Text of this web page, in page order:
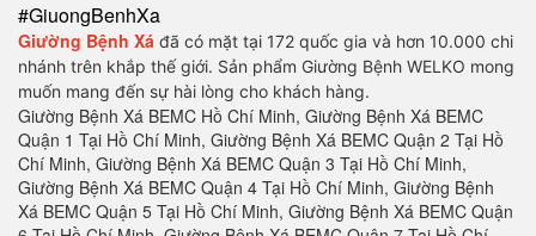
#GiuongBenhXa
Giường Bệnh Xá đã có mặt tại 172 quốc gia và hơn 10.000 chi
nhánh trên khắp thế giới. Sản phẩm Giường Bệnh WELKO mong
muốn mang đến sự hài lòng cho khách hàng.
Giường Bệnh Xá BEMC Hồ Chí Minh, Giường Bệnh Xá BEMC Quận 1 Tại Hồ Chí Minh, Giường Bệnh Xá BEMC Quận 2 Tại Hồ Chí Minh, Giường Bệnh Xá BEMC Quận 3 Tại Hồ Chí Minh, Giường Bệnh Xá BEMC Quận 4 Tại Hồ Chí Minh, Giường Bệnh Xá BEMC Quận 5 Tại Hồ Chí Minh, Giường Bệnh Xá BEMC Quận 6 Tại Hồ Chí Minh, Giường Bệnh Xá BEMC Quận 7 Tại Hồ Chí Minh, Giường Bệnh Xá BEMC Quận 9 Tại Hồ Chí Minh, Giường Bệnh Xá BEMC Quận 10 Tại Hồ Chí Minh, Giường Bệnh Xá BEMC Quận 11 Tại Hồ Chí Minh, Giường Bệnh Xá BEMC Quận 12 Tại Hồ Chí Minh, Giường Bệnh Xá BEMC Quận Thủ Đức Tại Hồ Chí Minh, Giường Bệnh Xá BEMC Quận Bình Thạnh Tại Hồ Chí Minh, Giường Bệnh Xá BEMC Quận Gò Vấp Tại Hồ Chí Minh, Giường Bệnh Xá BEMC Quận Phú Nhuận Tại Hồ Chí Minh, Giường Bệnh Xá BEMC Quận Tân Phú Tại Hồ Chí Minh, Giường Bệnh Xá BEMC Quận Bình Tân Tại Hồ Chí Minh, Giường Bệnh Xá BEMC Quận Tân Bình Tại Hồ Chí Minh, Giường Bệnh Xá BEMC Hà Nội, Giường Bệnh Xá BEMC Quận Ba Đình Hà Nội, Giường Bệnh Xá BEMC Quận Hoàn Kiếm Hà Nội, Giường Bệnh Xá BEMC Quận Hai Bà Trưng Hà Nội, Giường Bệnh Xá BEMC Quận Đống Đa Hà Nội, Giường Bệnh Xá BEMC Quận Tây Hồ Hà Nội, Giường Bệnh Xá BEMC Quận Cầu Giấy Hà Nội, Giường Bệnh Xá BEMC Quận Thanh Xuân Hà Nội, Giường Bệnh Xá BEMC Quận Hoàng Mai Hà Nội, Giường Bệnh Xá BEMC Quận Long Biên Hà Nội, Giường Bệnh Xá BEMC Quận Bắc Từ Liêm Hà Nội, Giường Bệnh Xá BEMC Huyện Thanh Trì Hà Nội, Giường Bệnh Xá BEMC Huyện Gia Lâm Hà Nội, Giường Bệnh Xá BEMC Huyện Đông Anh Hà Nội, Giường Bệnh Xá BEMC Huyện Sóc Sơn Hà Nội, Giường Bệnh Xá BEMC Quận Hà Đông Hà Nội, Giường Bệnh Xá BEMC Thị xã Sơn Tây Hà Nội, Giường Bệnh Xá BEMC Huyện Ba Vì Hà Nội, Giường Bệnh Xá BEMC Huyện Phúc Thọ Hà Nội, Giường Bệnh Xá BEMC Huyện Thạch Thất Hà Nội, Giường Bệnh Xá BEMC Huyện Quốc Oai Hà Nội, Giường Bệnh Xá BEMC Huyện Chương Mỹ Hà Nội, Giường Bệnh Xá BEMC Huyện Đan Phượng Hà Nội, Giường Bệnh Xá BEMC Huyện Hoài Đức Hà Nội, Giường Bệnh Xá BEMC Huyện Thanh Oai Hà Nội, Giường Bệnh Xá BEMC Huyện Mỹ Đức Hà Nội, Giường Bệnh Xá BEMC Huyện Ứng Hoà Hà Nội, Giường Bệnh Xá BEMC Huyện Thường Tín Hà Nội, Giường Bệnh Xá BEMC Huyện Phú Xuyên Hà Nội, Giường Bệnh Xá BEMC Huyện Mê Linh Hà Nội, Giường Bệnh Xá BEMC Quận Nam Từ Liên Hà Nội, Giường Bệnh Xá BEMC An Giang, Giường Bệnh Xá BEMC Thành phố Long Xuyên Tỉnh An Giang, Giường Bệnh Xá BEMC Thành phố Châu Đốc Tỉnh An Giang, Giường Bệnh Xá BEMC Huyện An Phú Tỉnh An Giang, Giường Bệnh Xá BEMC Thị xã Tân Châu, Giường Bệnh Xá BEMC Huyện Phú Tân, Giường Bệnh Xá BEMC Huyện Châu Phú, Giường Bệnh Xá BEMC Huyện Tịnh Biên, Giường Bệnh Xá BEMC Huyện Tri Tôn, Giường Bệnh Xá BEMC Huyện Châu Thành Tỉnh An Giang, Giường Bệnh Xá BEMC Huyện Chợ Mới Tỉnh An Giang, Giường Bệnh Xá BEMC Huyện Thoại Sơn Tỉnh An Giang, Giường Bệnh Xá BEMC Vũng Tàu, Giường Bệnh Xá BEMC Thành phố Vũng Tàu Tại Bà Rịa - Vũng Tàu, Giường Bệnh Xá BEMC Thành phố Bà Rịa Tại Bà Rịa - Vũng Tàu, Giường Bệnh Xá BEMC Huyện Châu Đức Tại Bà Rịa - Vũng Tàu, Giường Bệnh Xá BEMC Huyện Xuyên Mộc Tại Bà Rịa - Vũng Tàu, Giường Bệnh Xá BEMC Huyện Long Điền Tại Bà Rịa - Vũng Tàu, Giường Bệnh Xá BEMC Huyện Đất Đỏ Tại Bà Rịa - Vũng Tàu, Giường Bệnh Xá BEMC Huyện Tân Thành Tại Bà Rịa - Vũng Tàu, Tỉnh Bà Rịa - Vũng Tàu Tại Bà Rịa - Vũng Tàu, Giường Bệnh Xá BEMC Bạc Liêu, Giường Bệnh Xá BEMC Thành phố Bạc Liêu Tại Bạc Liêu, Giường Bệnh Xá BEMC Huyện Hồng Dân Tại Bạc Liêu, Giường Bệnh Xá BEMC Huyện Phước Long Tại Bạc Liêu, Giường Bệnh Xá BEMC Huyện Vĩnh Lợi Tại Bạc Liêu, Giường Bệnh Xá BEMC Thị xã Giá Rai Tại Bạc Liêu, Giường Bệnh Xá BEMC Huyện Đông Hải Tại Bạc Liêu, Giường Bệnh Xá BEMC Huyện Hoà Bình Tại Bạc Liêu, Giường Bệnh Xá BEMC Bắc Kạn, Giường Bệnh Xá BEMC Thành Phố Bắc Kạn, Giường Bệnh Xá BEMC Huyện Pác Nặm Tại Bắc Kạn, Giường Bệnh Xá BEMC Huyện Ba Bể Tại Bắc Kạn, Giường Bệnh Xá BEMC Huyện Ngân Sơn Tại Bắc Kạn, Giường Bệnh Xá BEMC Huyện Bạch Thông Tại Bắc Kạn, Giường Bệnh Xá BEMC Huyện Chợ Đồn Tại Bắc Kạn, Giường Bệnh Xá BEMC Huyện Chợ Mới Tại Bắc Kạn, Huyện Na Rì Tại Bắc Kạn, Giường Bệnh Xá BEMC Bắc Giang, Giường Bệnh Xá BEMC Thành phố Bắc Giang, Giường Bệnh Xá BEMC Huyện Yên Thế Tại Bắc Giang, Giường Bệnh Xá BEMC Huyện Tân Yên Tại Bắc Giang, Giường Bệnh Xá BEMC Huyện Lạng Giang Tại Bắc Giang, Giường Bệnh Xá BEMC Huyện Lục Nam Tại Bắc Giang, Giường Bệnh Xá BEMC Huyện Mỏ Cày Bắc Tỉnh Bến Tre, Giường Bệnh Xá BEMC Bình Dương, Giường Bệnh Xá BEMC Tại Thành phố Thủ Dầu Một Tỉnh Bình Dương, Giường Bệnh Xá BEMC Tại Huyện Bàu Bàng Tỉnh Bình Dương, Giường Bệnh Xá BEMC Tại Huyện Dầu Tiếng Tỉnh Bình Dương, Giường Bệnh Xá BEMC Tại Thị xã Bến Cát Tỉnh Bình Dương, Giường Bệnh Xá BEMC Tại Huyện Phú Giáo Tỉnh Bình Dương, Giường Bệnh Xá BEMC Tại Thị xã Tân Uyên Tỉnh Bình Dương, Giường Bệnh Xá BEMC Tại Thị xã Dĩ An Tỉnh Bình Dương, Giường Bệnh Xá BEMC Tại Thị xã Thuận An Tỉnh Bình Dương, Giường Bệnh Xá BEMC Tại Huyện Bắc Tân Uyên Tỉnh Bình Dương, Giường Bệnh Xá BEMC Bình Định, Giường Bệnh Xá BEMC Tại Thành phố Qui Nhơn Tỉnh Bình Định, Giường Bệnh Xá BEMC Tại Huyện An Lão Tỉnh Bình Định, Giường Bệnh Xá BEMC Tại Huyện Hoài Nhơn Tỉnh Bình Định, Giường Bệnh Xá BEMC Tại Huyện Hoài Ân Tỉnh Bình Định, Giường Bệnh Xá BEMC Tại Huyện Phù Mỹ Tỉnh Bình Định, Giường Bệnh Xá BEMC Tại Huyện Vĩnh Thạnh Tỉnh Bình Định, Giường Bệnh Xá BEMC Tại Huyện Tây Sơn Tỉnh Bình Định, Giường Bệnh Xá BEMC Tại Huyện Phù Cát Tỉnh Bình Định, Giường Bệnh Xá BEMC Tại Thị xã An Nhơn Tỉnh Bình Định, Giường Bệnh Xá BEMC Tại Huyện Tuy Phước Tỉnh Bình Định, Giường Bệnh Xá BEMC Tại Huyện Vân Canh Tỉnh Bình Định, Giường Bệnh Xá BEMC Bình Phước, Giường Bệnh Xá BEMC Tại Thị xã Phước Long Tỉnh Bình Phước, Giường Bệnh Xá BEMC Tại Thị xã Đồng Xoài Tỉnh Bình Phước, Giường Bệnh Xá BEMC Tại Thị xã Bình Long Tỉnh Bình Phước, Giường Bệnh Xá BEMC Tại Huyện Bù Gia Mập Tỉnh Bình Phước, Giường Bệnh Xá BEMC Tại Huyện Lộc Ninh Tỉnh Bình Phước, Giường Bệnh Xá BEMC Tại Huyện Bù Đốp Tỉnh Bình Phước, Giường Bệnh Xá BEMC Tại Huyện Hớn Quản Tỉnh Bình Phước , Giường Bệnh Xá BEMC Tại Huyện Đồng Phú Tỉnh Bình Phước, Giường Bệnh Xá BEMC Tại Huyện Bù Đăng Tỉnh Bình Phước, Giường Bệnh Xá BEMC Tại Huyện Chơn Thành Tỉnh Bình Phước, ủ Hồ Sơ Chống Cháy Tại Huyện Phú Riềng Tỉnh Bình Phước, Giường Bệnh Xá BEMC Bình Thuận, Giường Bệnh Xá BEMC Tại Thành phố Phan Thiết Tỉnh Bình Thuận, Giường Bệnh Xá BEMC Tại Thị xã La Gi Tỉnh Bình Thuận, Giường Bệnh Xá BEMC Tại Huyện Tuy Phong Tỉnh Bình Thuận, Giường Bệnh Xá BEMC Tại Huyện Bắc Bình Tỉnh Bình Thuận, Giường Bệnh Xá BEMC Tại Huyện Hàm Thuận Bắc Tỉnh Bình Thuận, Giường Bệnh Xá BEMC Tại Huyện Hàm Thuận Nam Tỉnh Bình Thuận, Giường Bệnh Xá BEMC Tại Huyện Tánh Linh Tỉnh Bình Thuận, Giường Bệnh Xá BEMC Tại Huyện Đức Linh Tỉnh Bình Thuận, Giường Bệnh Xá BEMC Tại Huyện Hàm TânTỉnh Bình Thuận , Giường Bệnh Xá BEMC Tại Huyện Phú Quí Tỉnh Bình Thuận, Giường Bệnh Xá BEMC Cà Mau, Giường Bệnh Xá BEMC Tại Thành phố Cà Mau Tỉnh Càu Mau, Giường Bệnh Xá BEMC Tại Huyện U Minh Tỉnh Càu Mau, Giường Bệnh Xá BEMC Tại Huyện Thới Bình Tỉnh Càu Mau, Giường Bệnh Xá BEMC Tại Huyện Trần Văn Thời Tỉnh Càu Mau, Giường Bệnh Xá BEMC Tại Huyện Cái Nước Tỉnh Càu Mau, Giường Bệnh Xá BEMC Tại Huyện Đầm Dơi Tỉnh Càu Mau, Giường Bệnh Xá BEMC Tại Huyện Năm Căn Tỉnh Càu Mau, Giường Bệnh Xá BEMC Tại Huyện Phú Tân Tỉnh Càu Mau, Giường Bệnh Xá BEMC Tại Huyện Ngọc Hiển Tỉnh Càu Mau, Giường Bệnh Xá BEMC Cao Bằng, Giường Bệnh Xá BEMC Tại Thành phố Cao Bằng Tỉnh Cao Bằng, Giường Bệnh Xá BEMC Tại Huyện Bảo Lâm Tỉnh Cao Bằng, Giường Bệnh Xá BEMC Tại Huyện Bảo Lạc Tỉnh Cao Bằng, Giường Bệnh Xá BEMC Tại Huyện Thông Nông Tỉnh Cao Bằng, Giường Bệnh Xá BEMC Tại Huyện Hà Quảng Tỉnh Cao Bằng, Giường Bệnh Xá BEMC Tại Huyện Trà Lĩnh Tỉnh Cao Bằng, Giường Bệnh Xá BEMC Tại Huyện Trùng Khánh Tỉnh Cao Bằng, Giường Bệnh Xá BEMC Tại Huyện Hạ Lang Tỉnh Cao Bằng, Giường Bệnh Xá BEMC Tại Huyện Quảng Uyên Tỉnh Cao Bằng, Giường Bệnh Xá BEMC Tại Huyện Phục Hoà Tỉnh Cao Bằng, Giường Bệnh Xá BEMC Tại Huyện Hoà An Tỉnh Cao Bằng, Giường Bệnh Xá BEMC Tại Huyện Nguyên Bình Tỉnh Cao Bằng, Giường Bệnh Xá BEMC Tại Huyện Thạch An Tỉnh Cao Bằng, Giường Bệnh Xá BEMC Cần Thơ, Giường Bệnh Xá BEMC Tại Thành phố Cần Thơ Tỉnh Cần Thơ, Giường Bệnh Xá BEMC Tại Quận Ninh Kiều Tỉnh Cần Thơ, Giường Bệnh Xá BEMC Tại Quận Ô Môn Tỉnh Cần Thơ, Giường Bệnh Xá BEMC Tại Quận Bình Thuỷ Tỉnh Cần Thơ, Giường Bệnh Xá BEMC Tại Quận Cái Răng Tỉnh Cần Thơ, Giường Bệnh Xá BEMC Tại Quận Thốt Nốt Tỉnh Cần Thơ, Giường Bệnh Xá BEMC Tại Huyện Vĩnh Thạnh Tỉnh Cần Thơ, Giường Bệnh Xá BEMC Tại Huyện Cờ Đỏ Tỉnh Cần Thơ, Giường Bệnh Xá BEMC Tại Huyện Phong Điền Tỉnh Cần Thơ, Giường Bệnh Xá BEMC Tại Huyện Thới Lai Tỉnh Cần Thơ, Giường Bệnh Xá BEMC Đà Nẵng, Giường Bệnh Xá BEMC Tại Thành phố Đà Nẵng Tỉnh Đà Nẵng, Giường Bệnh Xá BEMC Tại Quận Liên Chiểu Tỉnh Đà Nẵng, Giường Bệnh Xá BEMC Tại Quận Thanh Khê Tỉnh Đà Nẵng, Giường Bệnh Xá BEMC Tại Quận Hải Châu Tỉnh Đà Nẵng, Giường Bệnh Xá BEMC Tại Quận Sơn Trà Tỉnh Đà Nẵng, Giường Bệnh Xá BEMC Tại Quận Ngũ Hành Sơn Tỉnh Đà Nẵng, Giường Bệnh Xá BEMC Tại Quận Cẩm Lệ Tỉnh Đà Nẵng, Giường Bệnh Xá BEMC TạiHuyện Hòa Vang Tỉnh Đà Nẵng, Giường Bệnh Xá BEMC Đắk Lắk, Giường Bệnh Xá BEMC Tại Thành phố Buôn Ma Thuột Tỉnh Đắk Lắk, Giường Bệnh Xá BEMC Tại Thị xã Buôn Hồ Tỉnh Đắk Lắk, Giường Bệnh Xá BEMC Tại Huyện Buôn Đôn Tỉnh Đắk Lắk, Giường Bệnh Xá BEMC Tại Huyện Cư Kuin Tỉnh Đắk Lắk, Giường Bệnh Xá BEMC Tại Huyện Cư M’gar Tỉnh Đắk Lắk, Giường Bệnh Xá BEMC Tại Huyện Ea H’leo Tỉnh Đắk Lắk, Giường Bệnh Xá BEMC Tại Huyện Ea Kar Tỉnh Đắk Lắk, Giường Bệnh Xá BEMC Đồng Nai, Giường Bệnh Xá BEMC Tại Thành phố Biên Hòa Tỉnh Đồng Nai, Giường Bệnh Xá BEMC Tại Thành phố Long Khánh Tỉnh Đồng Nai, Giường Bệnh Xá BEMC Tại Huyện Cẩm Mỹ Tỉnh Đồng Nai, Giường Bệnh Xá BEMC Tại Huyện Định Quán Tỉnh Đồng Nai, Giường Bệnh Xá BEMC Tại Huyện Long Thành Tỉnh Đồng Nai, Giường Bệnh Xá BEMC Tại Huyện Nhơn Trạch Tỉnh Đồng Nai, Giường Bệnh Xá BEMC Tại Huyện Tân Phú Tỉnh Đồng Nai, Giường Bệnh Xá BEMC Tại Huyện Thống Nhất Tỉnh Đồng Nai, Giường Bệnh Xá BEMC Tại Huyện Trảng Bom Tỉnh Đồng Nai, Giường Bệnh Xá BEMC Tại Huyện Vĩnh Cửu Tỉnh Đồng Nai, Giường Bệnh Xá BEMC T